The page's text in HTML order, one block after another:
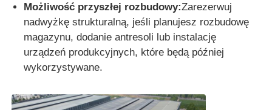
Możliwość przyszłej rozbudowy:Zarezerwuj
nadwyżkę strukturalną, jeśli planujesz rozbudowę
magazynu, dodanie antresoli lub instalację
urządzeń produkcyjnych, które będą później
wykorzystywane.